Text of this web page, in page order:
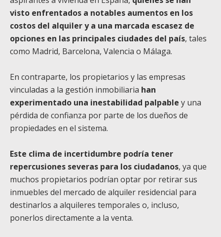
visto enfrentados a notables aumentos en los
costos del alquiler y a una marcada escasez de
opciones en las principales ciudades del país, tales
como Madrid, Barcelona, Valencia o Málaga.
En contraparte, los propietarios y las empresas
vinculadas a la gestión inmobiliaria han
experimentado una inestabilidad palpable y una
pérdida de confianza por parte de los dueños de
propiedades en el sistema.
Este clima de incertidumbre podría tener
repercusiones severas para los ciudadanos, ya que
muchos propietarios podrían optar por retirar sus
inmuebles del mercado de alquiler residencial para
destinarlos a alquileres temporales o, incluso,
ponerlos directamente a la venta.